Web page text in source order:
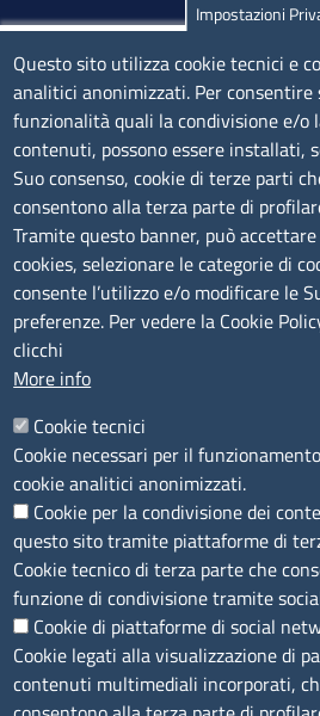
Olbia
Via Nanni 43 - 07026 Olbia
Tel. 0789 66122 | 0789 69580
mail:ufficio.olbia@ss.camcom.it
lunedì al venerdì: 9,00 - 12,00;
- 17,00
CONTATTI
Camera di Commercio, Industria,
Agricoltura di Sassari
P.IVA01047570906
Codice Fiscale 80000930901
Codice Univoco per le fatture
LINK UTILI
Segnalazione di illecito
Amministrazione Trasparente
Accesso riservato
Impostazioni
Questo sito utilizza cookie tecnici e
analitici anonimizzati. Per consentire
funzionalità quali la condivisione e/o
contenuti, possono essere installati,
Suo consenso, cookie di terze parti
consentono alla terza parte di
Tramite questo banner, può
cookies, selezionare le categorie di
consente l’utilizzo e/o modificare le
preferenze. Per vedere la Cookie
clicchi
More info
Cookie tecnici
Cookie necessari per il
cookie analitici anonimizzati.
Cookie per la condivisione dei
questo sito tramite piattaforme di
Cookie tecnico di terza parte che
funzione di condivisione tramite
Cookie di piattaforme di social
Cookie legati alla visualizzazione di
contenuti multimediali incorporati,